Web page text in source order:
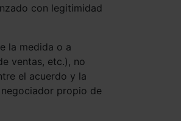
con legitimidad
la medida o a
ventas, etc.), no
el acuerdo y la
propio de